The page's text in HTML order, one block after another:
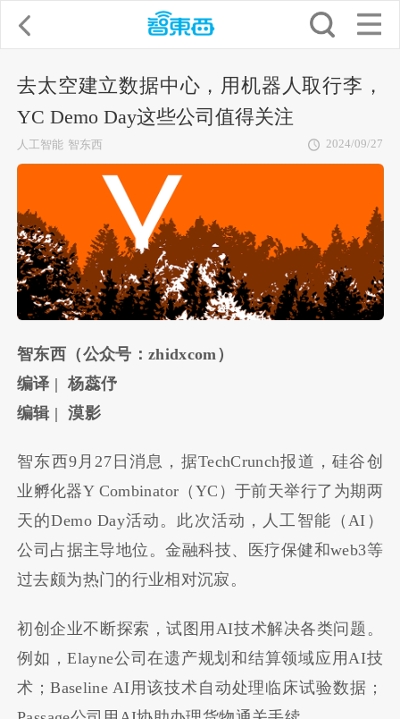
去太空建立数据中心，用机器人取行李，
YC Demo Day这些公司值得关注
人工智能 智东西 2024/09/27
智东西（公众号：zhidxcom）
编译 | 杨蕊伃
编辑 | 漠影
智东西9月27日消息，据TechCrunch报道，硅谷创
业孵化器Y Combinator（YC）于前天举行了为期两
天的Demo Day活动。此次活动，人工智能（AI）
公司占据主导地位。金融科技、医疗保健和web3等
过去颇为热门的行业相对沉寂。
初创企业不断探索，试图用AI技术解决各类问题。
例如，Elayne公司在遗产规划和结算领域应用AI技
术；Baseline AI用该技术自动处理临床试验数据；